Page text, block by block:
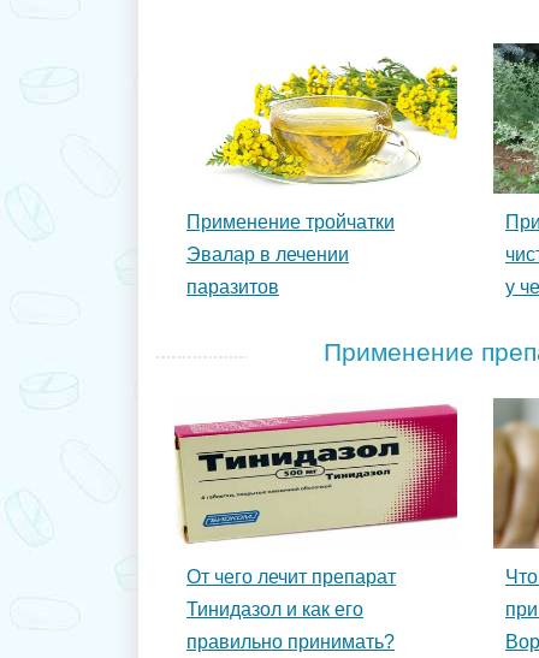
Применение тройчатки
Эвалар в лечении
паразитов
у
Применение
От чего лечит препарат
Тинидазол и как его
правильно принимать?